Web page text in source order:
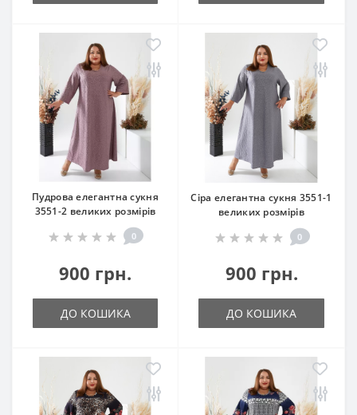
Пудрова елегантна сукня
3551-2 великих розмірів
0
900 грн.
ДО КОШИКА
Сіра елегантна сукня 3551-1
великих розмірів
0
900 грн.
ДО КОШИКА